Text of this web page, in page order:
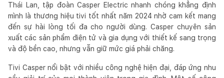
Thái Lan, tập đoàn Casper Electric nhanh chóng khẳng định
mình là thương hiệu tivi tốt nhất năm 2024 nhờ cam kết mang
đến sự hài lòng tối đa cho người dùng. Casper chuyên sản
xuất các sản phẩm điện tử và gia dụng với thiết kế sang trọng
và độ bền cao, nhưng vẫn giữ mức giá phải chăng.
Tivi Casper nổi bật với nhiều công nghệ hiện đại, đáp ứng nhu